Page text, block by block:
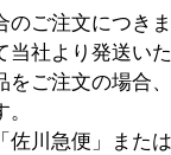
のご注文につき
当社より発送い
をご注文の場合
川急便」また